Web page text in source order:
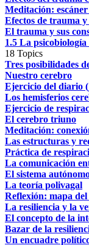
Meditación:
Efectos de trauma
El trauma y sus
1.5 La
18 Topics
Tres posibilidades
Nuestro cerebro
Ejercicio del diario
Los hemisferios
Ejercicio de
El cerebro triuno
Meditación:
Las estructuras y
Práctica de
La comunicación
El sistema
La teoría polivagal
Reflexión: mapa
La resiliencia y la
El concepto de la
Bazar de la
Un encuadre